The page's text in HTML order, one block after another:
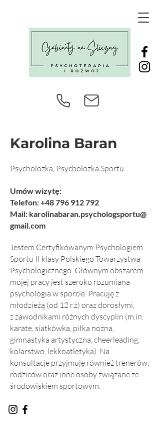
Karolina Baran
Psycholożka, Psycholożka Sportu
Umów wizytę:
Telefon: +48796 912 792
Mail: karolinabaran.psychologsportu@
gmail.com
Jestem Certyfikowanym Psychologiem
Sportu II klasy Polskiego Towarzystwa
Psychologicznego. Głównym obszarem
mojej pracy jest szeroko rozumiana
psychologia w sporcie. Pracuję z
młodzieżą (od 12 r.ż) oraz dorosłymi,
z zawodnikami różnych dyscyplin (m.in.
karate, siatkówka, piłka nożna,
gimnastyka artystyczna, cheerleading,
kolarstwo, lekkoatletyka). Na
konsultacje przyjmuję również trenerów,
rodziców oraz inne osoby związane ze
środowiskiem sportowym.